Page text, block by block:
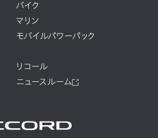
バイク
マリン
モバイルパワーパック
リコール
ニュースルーム